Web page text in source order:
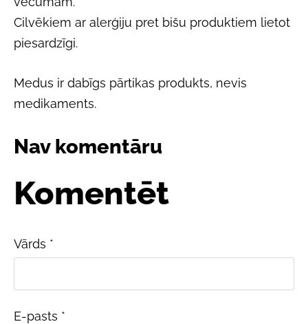
Cilvēkiem ar alerģiju pret bišu produktiem lietot
piesardzīgi.
Medus ir dabīgs pārtikas produkts, nevis
medikaments.
Nav komentāru
Komentēt
Vārds *
E-pasts *